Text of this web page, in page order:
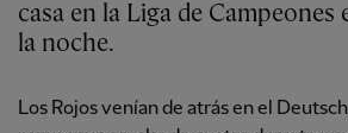
casa en la Liga de Campeones
la noche.
Los Rojos venían de atrás en el